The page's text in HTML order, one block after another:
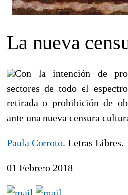
La nueva
Con la intención de
sectores de todo el
retirada o prohibición de
ante una nueva censura
Paula Corroto. Letras Libres.
01 Febrero 2018